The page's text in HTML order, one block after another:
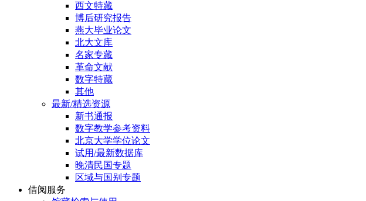
西文特藏
博后研究报告
燕大毕业论文
北大文库
名家专藏
革命文献
数字特藏
其他
最新/精选资源
新书通报
数字教学参考资料
北京大学学位论文
试用/最新数据库
晚清民国专题
区域与国别专题
借阅服务